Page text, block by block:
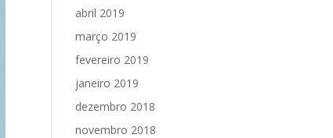
abril 2019
março 2019
fevereiro 2019
janeiro 2019
dezembro 2018
novembro 2018